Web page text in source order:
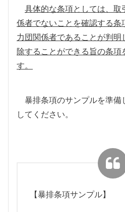
具体的な条項としては、取
係者でないことを確認する条
力団関係者であることが判明
除することができる旨の条
す。
暴排条項のサンプルを準備
してください。
【暴排条項サンプル】